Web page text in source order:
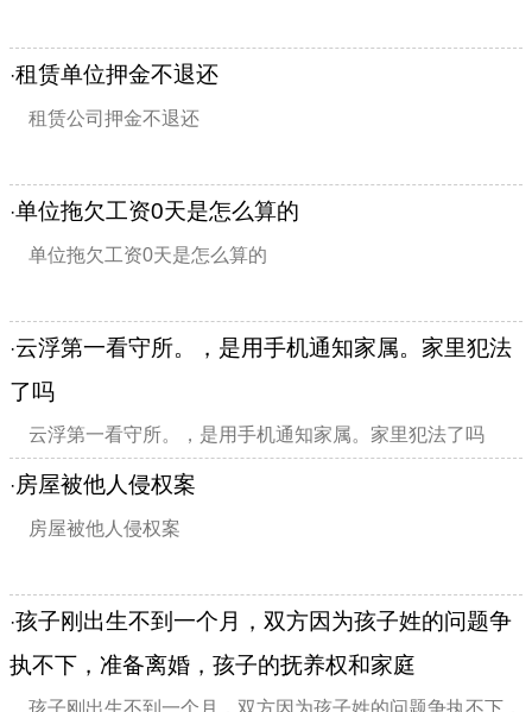
·租赁单位押金不退还
租赁公司押金不退还
·单位拖欠工资0天是怎么算的
单位拖欠工资0天是怎么算的
·云浮第一看守所。，是用手机通知家属。家里犯法
了吗
云浮第一看守所。，是用手机通知家属。家里犯法了吗
·房屋被他人侵权案
房屋被他人侵权案
·孩子刚出生不到一个月，双方因为孩子姓的问题争
执不下，准备离婚，孩子的抚养权和家庭
孩子刚出生不到一个月，双方因为孩子姓的问题争执不下，